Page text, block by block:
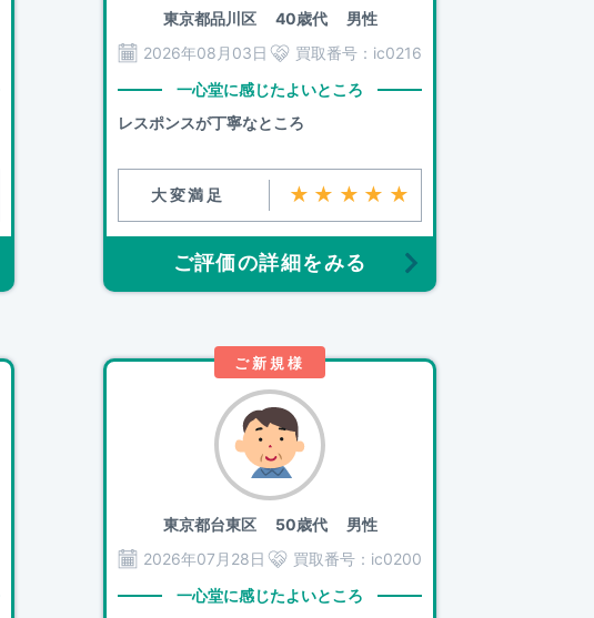
東京都品川区40歳代 男性
2026年08月03日
買取番号： ic0216
一心堂に感じたよいところ
レスポンスが丁寧なところ
大変満足 ★★★★★
ご評価の詳細をみる
ご新規様
東京都台東区50歳代 男性
2026年07月28日
買取番号： ic0200
一心堂に感じたよいところ